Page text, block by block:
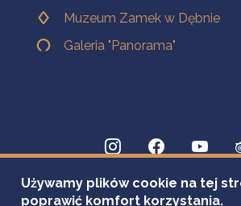
Muzeum Zamek w Dębnie
Galeria "Panorama"
Używamy plików cookie na tej
poprawić komfort korzystania.